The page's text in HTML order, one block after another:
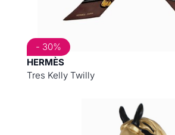
HERMÈS
Tres Kelly Twilly
- 30%